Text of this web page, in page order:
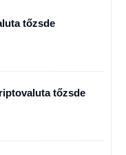
tőzsde
tőzsde